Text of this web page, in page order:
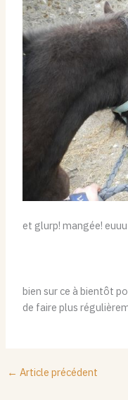
et glurp! mangée!
bien sur ce à bientôt
de faire plus
← Article précédent